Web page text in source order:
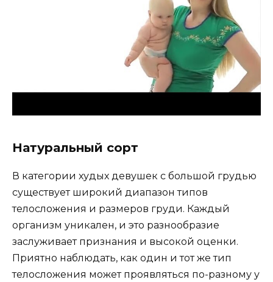
Натуральный сорт
В категории худых девушек с большой грудью
существует широкий диапазон типов
телосложения и размеров груди. Каждый
организм уникален, и это разнообразие
заслуживает признания и высокой оценки.
Приятно наблюдать, как один и тот же тип
телосложения может проявляться по-разному у